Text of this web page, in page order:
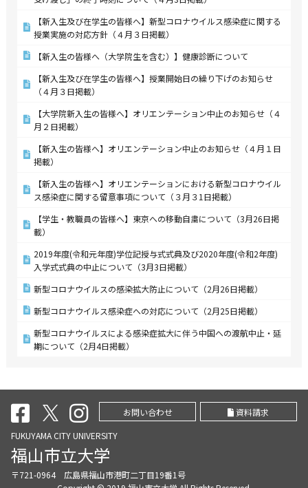
【新入生及び在学生の皆様へ】新型コロナウイルス感染症に関する
授業実施の対応方針（４月３日掲載）
【新入生の皆様へ（大学院生を含む）】健康診断について
【新入生及び在学生の皆様へ】授業開始日の繰り下げのお知らせ
（４月３日掲載）
【大学院新入生の皆様へ】オリエンテーション中止のお知らせ（４
月２日掲載）
【新入生の皆様へ】オリエンテーション中止のお知らせ（４月１日
掲載）
【新入生の皆様へ】オリエンテーションにおける新型コロナウイル
ス感染症に関する留意事項について（３月３1日掲載）
【学生・教職員の皆様へ】東京への移動自粛について（3月26日掲
載）
2019年度(令和元年度)学位記授与式式典及び2020年度(令和2年度)
入学式式典の中止について（3月3日掲載）
新型コロナウイルスの感染拡大防止について（2月26日掲載）
新型コロナウイルス感染症への対応について（2月25日掲載）
新型コロナウイルスによる感染症拡大に伴う中国への渡航中止・延
期について（2月4日掲載）
お問い合わせ
資料請求
FUKUYAMA CITY UNIVERSITY
福山市立大学
〒721-0964 広島県福山市港町二丁目19番1号